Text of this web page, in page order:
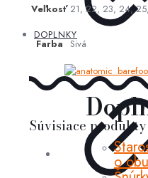
DOPLNKY
o
Veľkosť 21, 22, 23, 24,
Farba Sivá
Súvisiace produkty